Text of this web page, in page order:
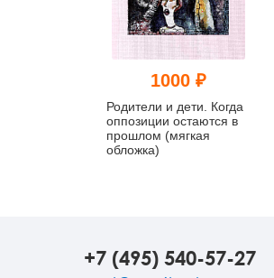
1000 ₽
Родители и дети. Когда
оппозиции остаются в
прошлом (мягкая
обложка)
+7 (495) 540-57-27